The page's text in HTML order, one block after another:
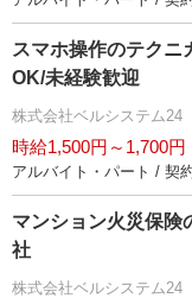
スマホ操作のテクニ
OK/未経験歓迎
株式会社ベルシステム24
時給1,500円～1,700円
アルバイト・パート / 契
マンション火災保険
社
株式会社ベルシステム24